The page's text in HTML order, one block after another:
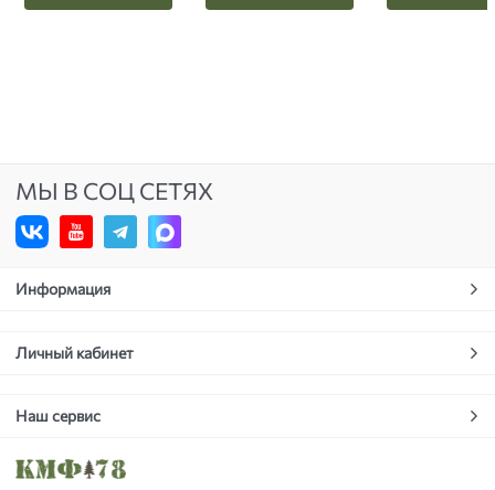
МЫ В СОЦ СЕТЯХ
Информация
Личный кабинет
Наш сервис